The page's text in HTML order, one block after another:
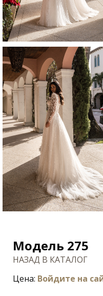
Модель 275
НАЗАД В КАТАЛОГ
Цена: Войдите на